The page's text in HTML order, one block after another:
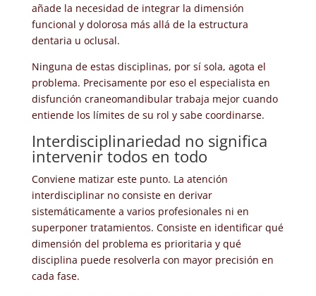
añade la necesidad de integrar la dimensión
funcional y dolorosa más allá de la estructura
dentaria u oclusal.
Ninguna de estas disciplinas, por sí sola, agota el
problema. Precisamente por eso el especialista en
disfunción craneomandibular trabaja mejor cuando
entiende los límites de su rol y sabe coordinarse.
Interdisciplinariedad no significa
intervenir todos en todo
Conviene matizar este punto. La atención
interdisciplinar no consiste en derivar
sistemáticamente a varios profesionales ni en
superponer tratamientos. Consiste en identificar qué
dimensión del problema es prioritaria y qué
disciplina puede resolverla con mayor precisión en
cada fase.